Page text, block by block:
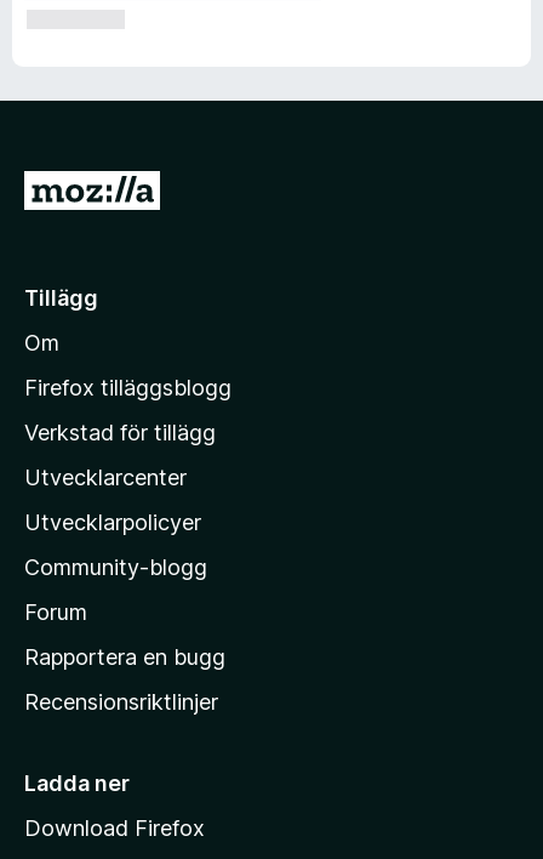
G
i
l
M
z
i
l
a
s
h
m
i
a
Tillägg
Om
Firefox tilläggsblogg
Verkstad för tillägg
Utvecklarcenter
Utvecklarpolicyer
Community-blogg
Forum
Rapportera en bugg
Recensionsriktlinjer
Ladda ner
Download Firefox